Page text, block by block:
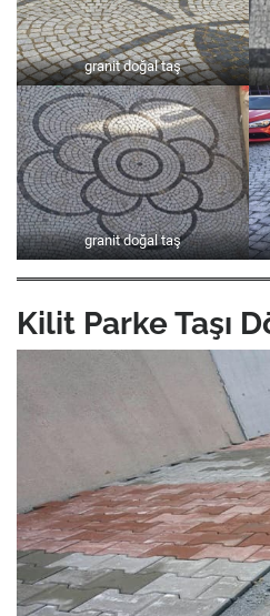
granit doğal taş
granit doğal taş
Kilit Parke Taşı